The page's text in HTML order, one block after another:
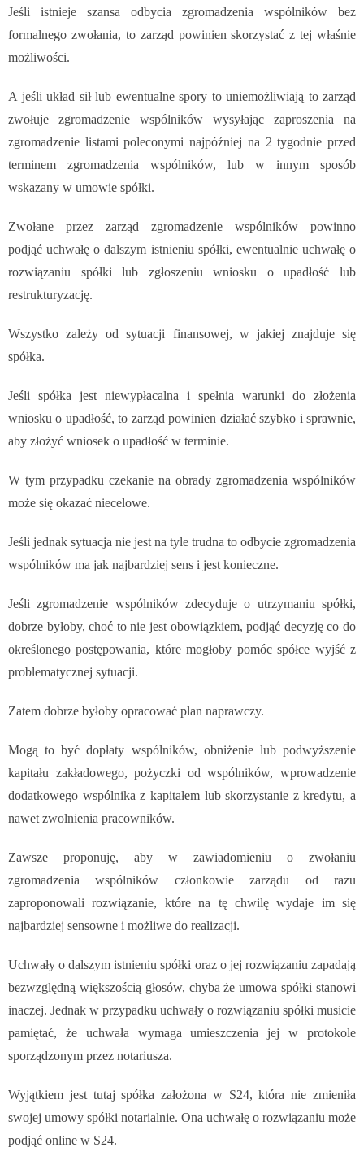
Jeśli istnieje szansa odbycia zgromadzenia wspólników bez
formalnego zwołania, to zarząd powinien skorzystać z tej właśnie
możliwości.
A jeśli układ sił lub ewentualne spory to uniemożliwiają to zarząd
zwołuje zgromadzenie wspólników wysyłając zaproszenia na
zgromadzenie listami poleconymi najpóźniej na 2 tygodnie przed
terminem zgromadzenia wspólników, lub w innym sposób
wskazany w umowie spółki.
Zwołane przez zarząd zgromadzenie wspólników powinno
podjąć uchwałę o dalszym istnieniu spółki, ewentualnie uchwałę o
rozwiązaniu spółki lub zgłoszeniu wniosku o upadłość lub
restrukturyzację.
Wszystko zależy od sytuacji finansowej, w jakiej znajduje się
spółka.
Jeśli spółka jest niewypłacalna i spełnia warunki do złożenia
wniosku o upadłość, to zarząd powinien działać szybko i sprawnie,
aby złożyć wniosek o upadłość w terminie.
W tym przypadku czekanie na obrady zgromadzenia wspólników
może się okazać niecelowe.
Jeśli jednak sytuacja nie jest na tyle trudna to odbycie zgromadzenia
wspólników ma jak najbardziej sens i jest konieczne.
Jeśli zgromadzenie wspólników zdecyduje o utrzymaniu spółki,
dobrze byłoby, choć to nie jest obowiązkiem, podjąć decyzję co do
określonego postępowania, które mogłoby pomóc spółce wyjść z
problematycznej sytuacji.
Zatem dobrze byłoby opracować plan naprawczy.
Mogą to być dopłaty wspólników, obniżenie lub podwyższenie
kapitału zakładowego, pożyczki od wspólników, wprowadzenie
dodatkowego wspólnika z kapitałem lub skorzystanie z kredytu, a
nawet zwolnienia pracowników.
Zawsze proponuję, aby w zawiadomieniu o zwołaniu
zgromadzenia wspólników członkowie zarządu od razu
zaproponowali rozwiązanie, które na tę chwilę wydaje im się
najbardziej sensowne i możliwe do realizacji.
Uchwały o dalszym istnieniu spółki oraz o jej rozwiązaniu zapadają
bezwzględną większością głosów, chyba że umowa spółki stanowi
inaczej. Jednak w przypadku uchwały o rozwiązaniu spółki musicie
pamiętać, że uchwała wymaga umieszczenia jej w protokole
sporządzonym przez notariusza.
Wyjątkiem jest tutaj spółka założona w S24, która nie zmieniła
swojej umowy spółki notarialnie. Ona uchwałę o rozwiązaniu może
podjąć online w S24.